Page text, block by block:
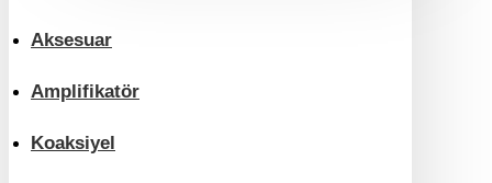
Aksesuar
Amplifikatör
Koaksiyel